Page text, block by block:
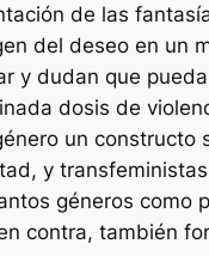
de las
del deseo en un
y dudan que
dosis de
un constructo
y
géneros como
contra, también